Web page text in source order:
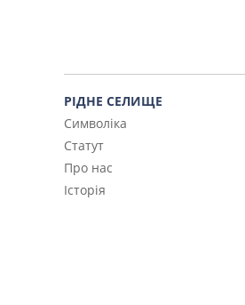
РІДНЕ СЕЛИЩЕ
Символіка
Статут
Про нас
Історія